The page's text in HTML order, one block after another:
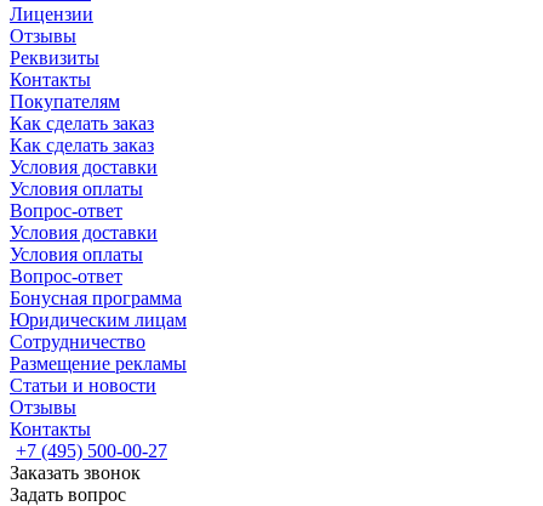
Лицензии
Отзывы
Реквизиты
Контакты
Покупателям
Как сделать заказ
Как сделать заказ
Условия доставки
Условия оплаты
Вопрос-ответ
Условия доставки
Условия оплаты
Вопрос-ответ
Бонусная программа
Юридическим лицам
Сотрудничество
Размещение рекламы
Статьи и новости
Отзывы
Контакты
+7 (495) 500-00-27
Заказать звонок
Задать вопрос